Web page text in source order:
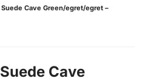
Cave Green/egret/egret –
Cave